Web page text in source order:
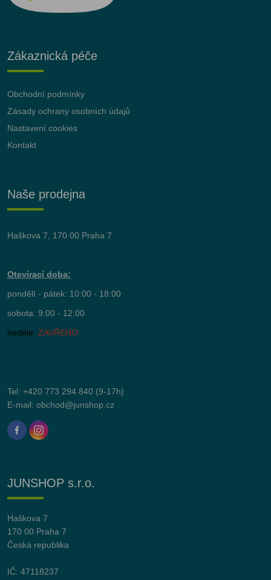
Zákaznická péče
Obchodní podmínky
Zásady ochrany osobních údajů
Nastavení cookies
Kontakt
Naše prodejna
Haškova 7, 170 00 Praha 7
Otevírací doba:
pondělí - pátek: 10:00 - 18:00
sobota: 9:00 - 12:00
neděle: ZAVŘENO
Tel: +420 773 294 840 (9-17h)
E-mail: obchod@junshop.cz
JUNSHOP s.r.o.
Haškova 7
170 00 Praha 7
Česká republika
IČ: 47118237